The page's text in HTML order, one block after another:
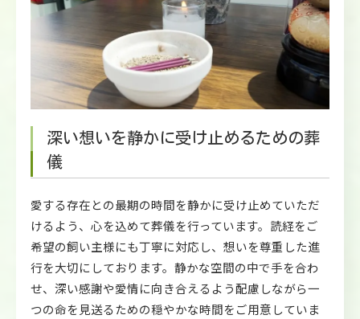
深い想いを静かに受け止めるための葬
儀
愛する存在との最期の時間を静かに受け止めていただ
けるよう、心を込めて葬儀を行っています。読経をご
希望の飼い主様にも丁寧に対応し、想いを尊重した進
行を大切にしております。静かな空間の中で手を合わ
せ、深い感謝や愛情に向き合えるよう配慮しながら一
つの命を見送るための穏やかな時間をご用意していま